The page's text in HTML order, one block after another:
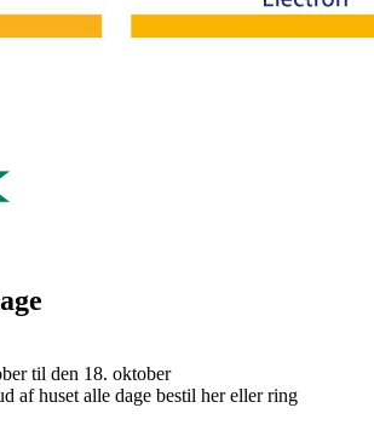
til den 18. oktober
af huset alle dage bestil her eller ring